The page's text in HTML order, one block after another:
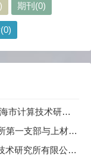
期刊(0)
党支部组织观看电影《731》
东旧居陈列馆开展主题党日活动
组织开展女职工春日活动